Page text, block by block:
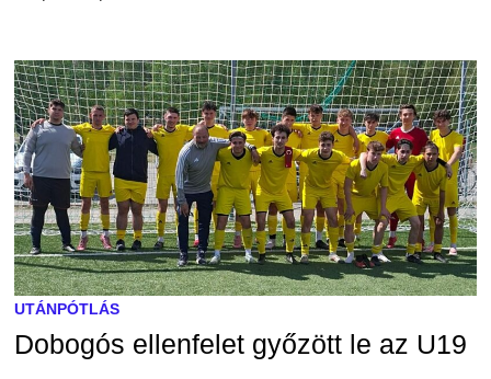
UTÁNPÓTLÁS
Dobogós ellenfelet győzött le az U19